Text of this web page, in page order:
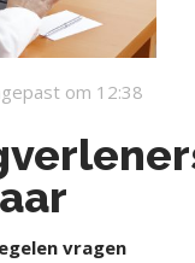
om 12:38
vragen